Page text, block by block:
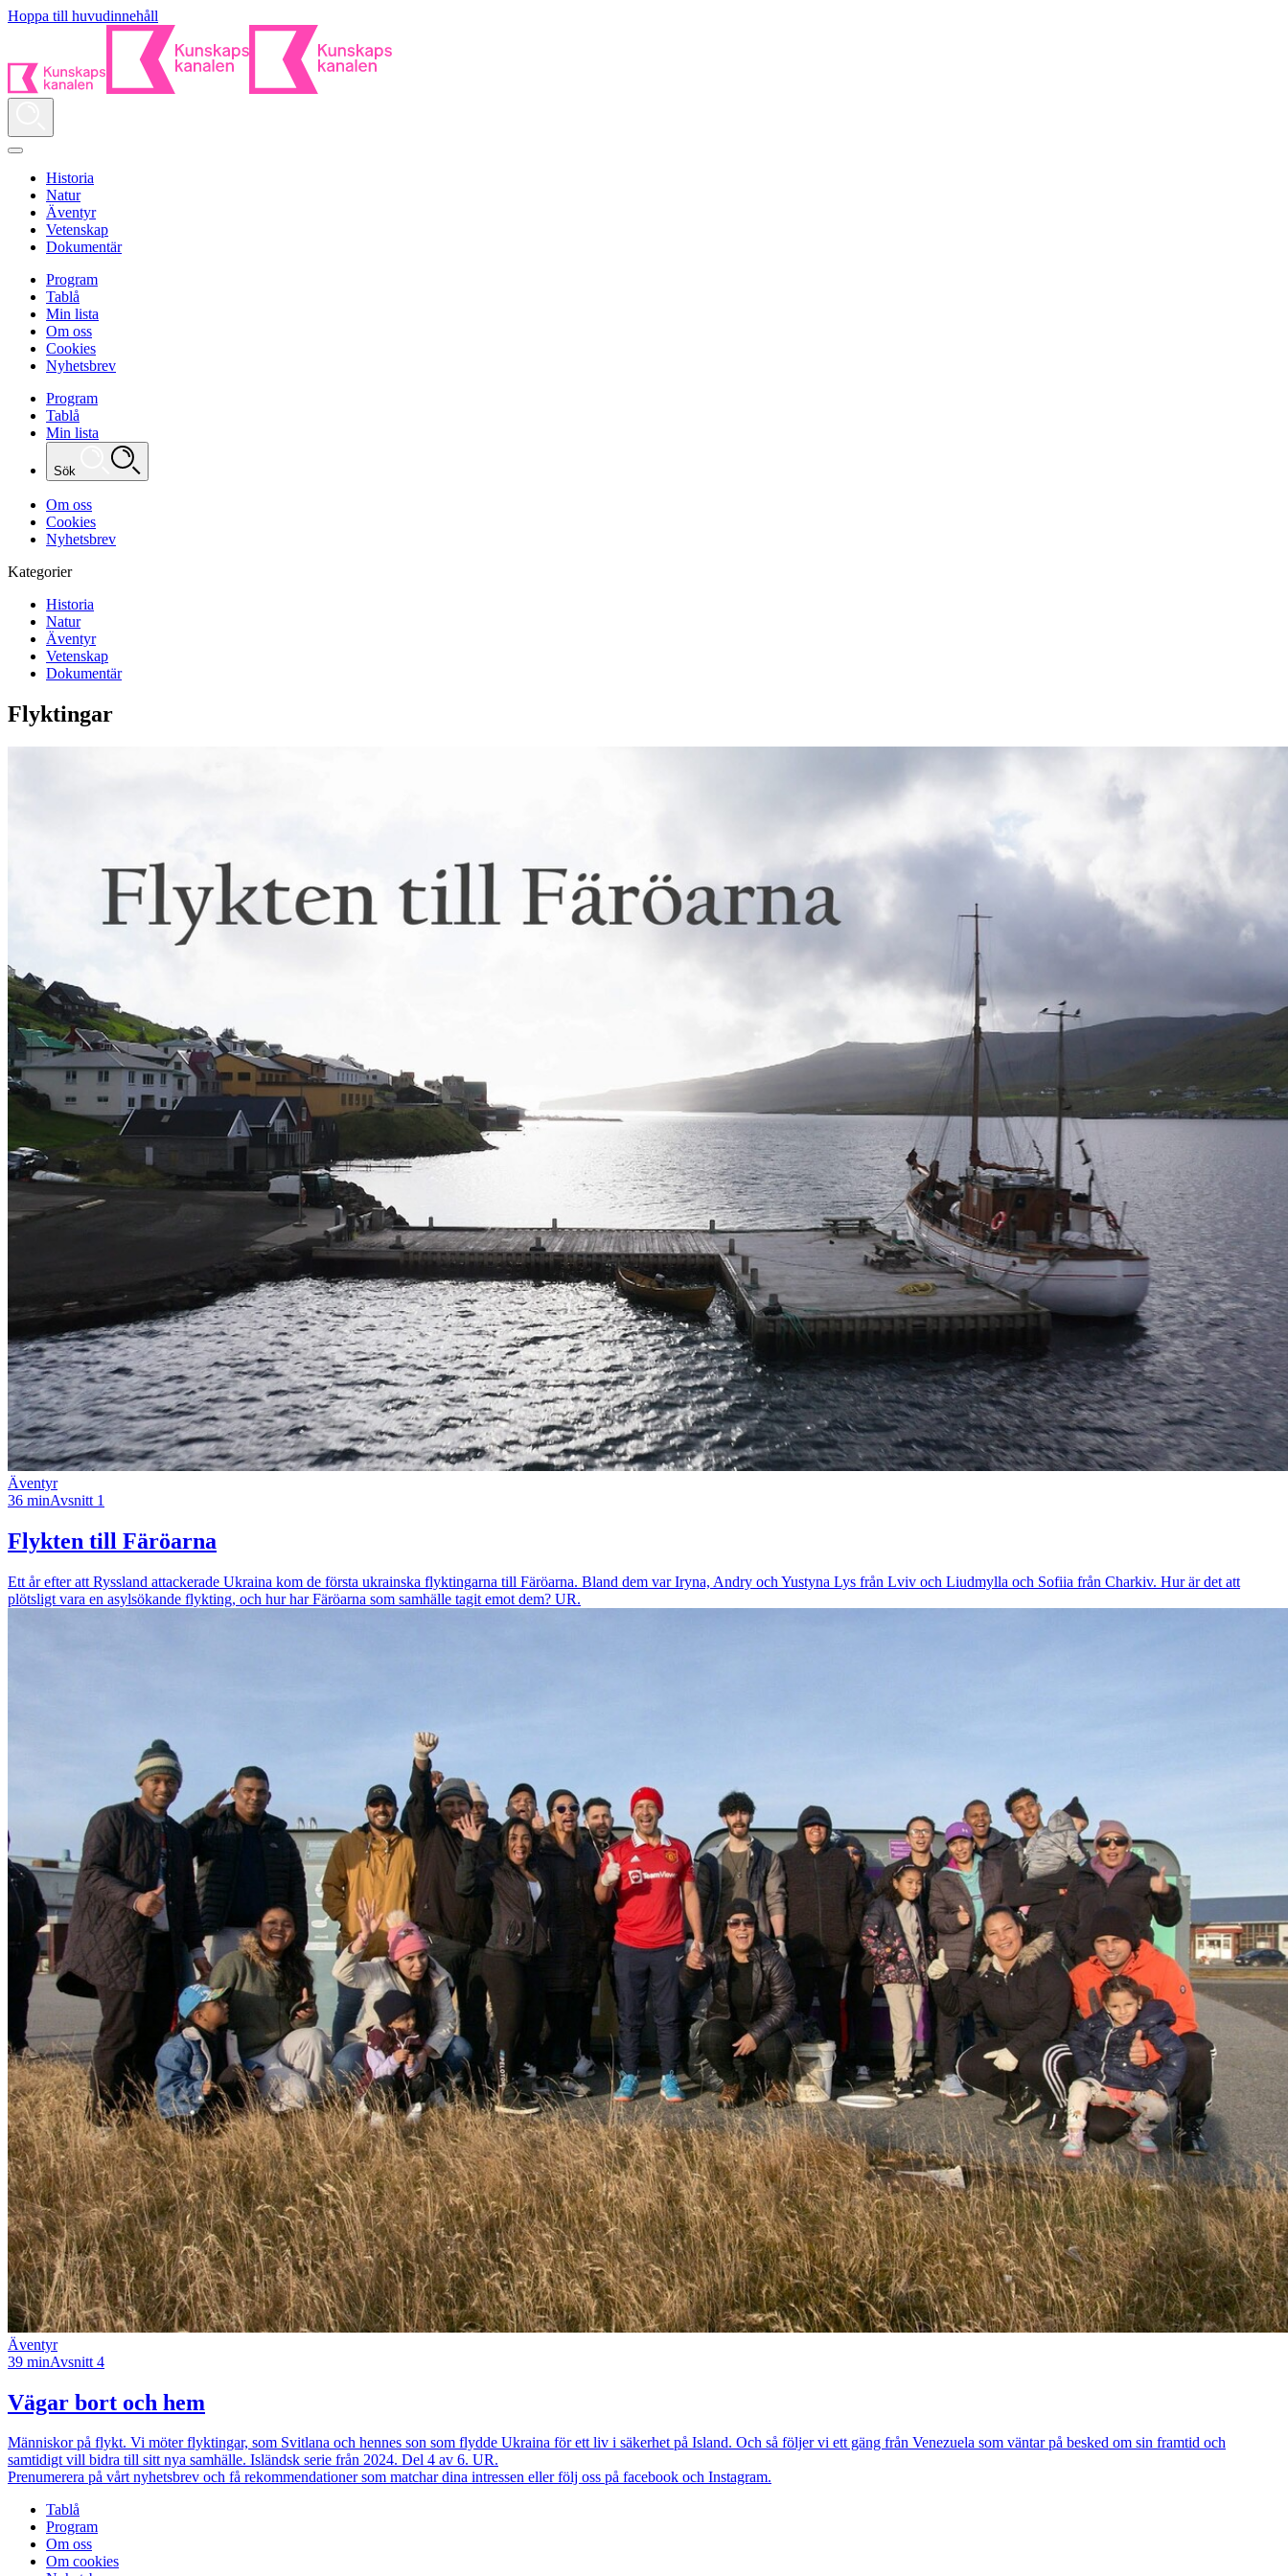
Hoppa till huvudinnehåll
Historia
Natur
Äventyr
Vetenskap
Dokumentär
Program
Tablå
Min lista
Om oss
Cookies
Nyhetsbrev
Program
Tablå
Min lista
Sök
Om oss
Cookies
Nyhetsbrev
Kategorier
Historia
Natur
Äventyr
Vetenskap
Dokumentär
Flyktingar
Äventyr
36 minAvsnitt 1
Flykten till Färöarna
Ett år efter att Ryssland attackerade Ukraina kom de första ukrainska flyktingarna till Färöarna. Bland dem var Iryna, Andry och Yustyna Lys från Lviv och Liudmylla och Sofiia från Charkiv. Hur är det att
plötsligt vara en asylsökande flykting, och hur har Färöarna som samhälle tagit emot dem? UR.
Äventyr
39 minAvsnitt 4
Vägar bort och hem
Människor på flykt. Vi möter flyktingar, som Svitlana och hennes son som flydde Ukraina för ett liv i säkerhet på Island. Och så följer vi ett gäng från Venezuela som väntar på besked om sin framtid och
samtidigt vill bidra till sitt nya samhälle. Isländsk serie från 2024. Del 4 av 6. UR.
Prenumerera på vårt nyhetsbrev och få rekommendationer som matchar dina intressen eller följ oss på facebook och Instagram.
Tablå
Program
Om oss
Om cookies